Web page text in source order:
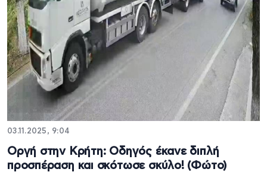
03.11.2025, 9:04
Οργή στην Κρήτη: Οδηγός έκανε διπλή
προσπέραση και σκότωσε σκύλο! (Φώτο)